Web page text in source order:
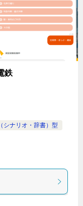
鉄
シナリオ・辞書）型